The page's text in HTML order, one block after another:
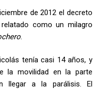
de 2012 el decreto
como un milagro
tenía casi 14 años, y
la movilidad en la parte
llegar a la parálisis. El